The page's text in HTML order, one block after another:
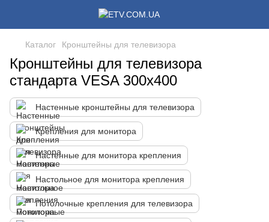
Каталог Кронштейны для телевизора
Кронштейны для телевизора
стандарта VESA 300x400
Настенные кронштейны для телевизора
Крепления для монитора
Настенные для монитора крепления
Настольное для монитора крепления
Потолочные крепления для телевизора